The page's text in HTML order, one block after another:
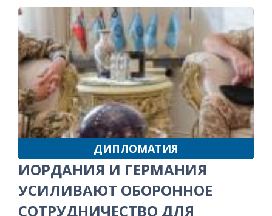
ДИПЛОМАТИЯ
ИОРДАНИЯ И ГЕРМАНИЯ
УСИЛИВАЮТ ОБОРОННОЕ
СОТРУДНИЧЕСТВО ДЛЯ